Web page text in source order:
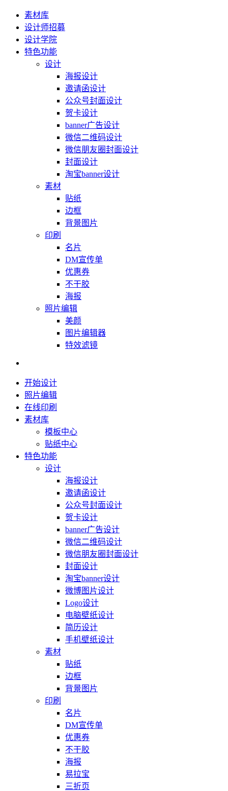
素材库
设计师招募
设计学院
特色功能
设计
海报设计
邀请函设计
公众号封面设计
贺卡设计
banner广告设计
微信二维码设计
微信朋友圈封面设计
封面设计
淘宝banner设计
素材
贴纸
边框
背景图片
印刷
名片
DM宣传单
优惠券
不干胶
海报
照片编辑
美颜
图片编辑器
特效滤镜
开始设计
照片编辑
在线印刷
素材库
模板中心
贴纸中心
特色功能
设计
海报设计
邀请函设计
公众号封面设计
贺卡设计
banner广告设计
微信二维码设计
微信朋友圈封面设计
封面设计
淘宝banner设计
微博图片设计
Logo设计
电脑壁纸设计
简历设计
手机壁纸设计
素材
贴纸
边框
背景图片
印刷
名片
DM宣传单
优惠券
不干胶
海报
易拉宝
三折页